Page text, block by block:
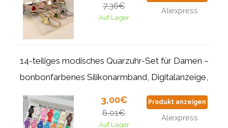
7,36€
Auf Lager
Aliexpress
14-teiliges modisches Quarzuhr-Set für Damen –
bonbonfarbenes Silikonarmband, Digitalanzeige,
3,00€
6,01€
Auf Lager
Produkt anzeigen
Aliexpress